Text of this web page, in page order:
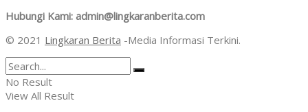
Hubungi Kami: admin@lingkaranberita.com
© 2021 Lingkaran Berita -Media Informasi Terkini.
No Result
View All Result